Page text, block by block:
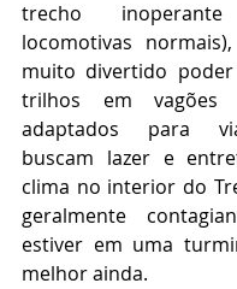
trecho
locomotivas
muito divertido
trilhos em vagões
adaptados para
buscam lazer e
clima no interior do
geralmente
estiver em uma
melhor ainda.